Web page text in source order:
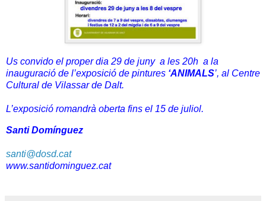
Us convido el proper dia 29 de juny a les 20h a la
inauguració de l’exposició de pintures ‘ANIMALS’, al Centre
Cultural de Vilassar de Dalt.
L’exposició romandrà oberta fins el 15 de juliol.
Santi Domínguez
santi@dosd.cat
www.santidominguez.cat